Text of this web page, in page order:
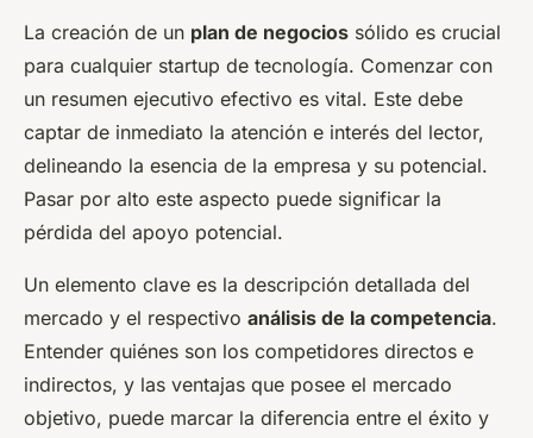
La creación de un plan de negocios sólido es crucial
para cualquier startup de tecnología. Comenzar con
un resumen ejecutivo efectivo es vital. Este debe
captar de inmediato la atención e interés del lector,
delineando la esencia de la empresa y su potencial.
Pasar por alto este aspecto puede significar la
pérdida del apoyo potencial.
Un elemento clave es la descripción detallada del
mercado y el respectivo análisis de la competencia.
Entender quiénes son los competidores directos e
indirectos, y las ventajas que posee el mercado
objetivo, puede marcar la diferencia entre el éxito y